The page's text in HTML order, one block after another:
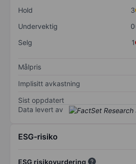
Hold
3
Undervektig
0
Selg
1
Målpris
Implisitt avkastning
Sist oppdatert
Data levert av
ESG-risiko
ESG risikovurdering